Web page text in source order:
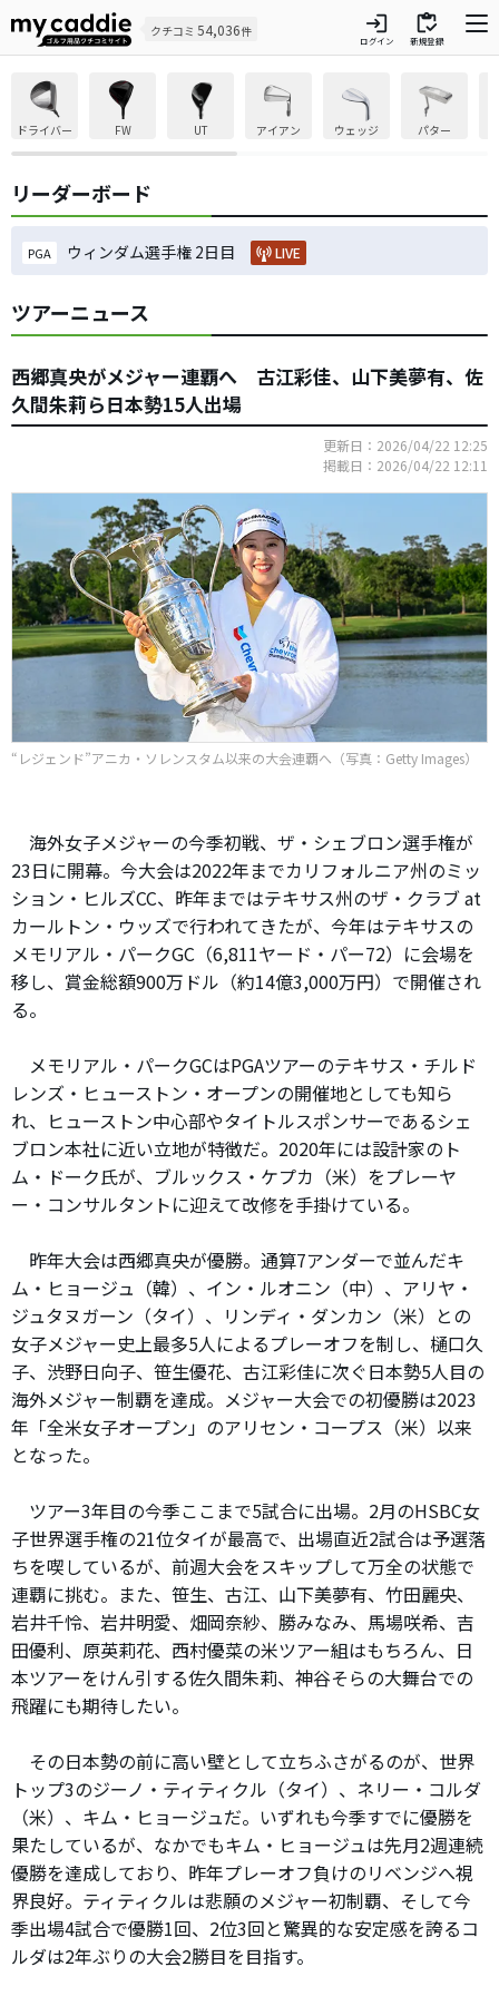
クチコミ 54,036件 login
ログイン
inventory
新規登録
ドライバー FW UT アイアン ウェッジ パター
リーダーボード
PGA ウィンダム選手権 2日目 LIVE
ツアーニュース
西郷真央がメジャー連覇へ 古江彩佳、山下美夢有、佐
久間朱莉ら日本勢15人出場
更新日：2026/04/22 12:25
掲載日：2026/04/22 12:11
“レジェンド”アニカ・ソレンスタム以来の大会連覇へ（写真：Getty Images）
海外女子メジャーの今季初戦、ザ・シェブロン選手権が
23日に開幕。今大会は2022年までカリフォルニア州のミッ
ション・ヒルズCC、昨年まではテキサス州のザ・クラブ at
カールトン・ウッズで行われてきたが、今年はテキサスの
メモリアル・パークGC（6,811ヤード・パー72）に会場を
移し、賞金総額900万ドル（約14億3,000万円）で開催され
る。
メモリアル・パークGCはPGAツアーのテキサス・チルド
レンズ・ヒューストン・オープンの開催地としても知ら
れ、ヒューストン中心部やタイトルスポンサーであるシェ
ブロン本社に近い立地が特徴だ。2020年には設計家のト
ム・ドーク氏が、ブルックス・ケプカ（米）をプレーヤ
ー・コンサルタントに迎えて改修を手掛けている。
昨年大会は西郷真央が優勝。通算7アンダーで並んだキ
ム・ヒョージュ（韓）、イン・ルオニン（中）、アリヤ・
ジュタヌガーン（タイ）、リンディ・ダンカン（米）との
女子メジャー史上最多5人によるプレーオフを制し、樋口久
子、渋野日向子、笹生優花、古江彩佳に次ぐ日本勢5人目の
海外メジャー制覇を達成。メジャー大会での初優勝は2023
年「全米女子オープン」のアリセン・コープス（米）以来
となった。
ツアー3年目の今季ここまで5試合に出場。2月のHSBC女
子世界選手権の21位タイが最高で、出場直近2試合は予選落
ちを喫しているが、前週大会をスキップして万全の状態で
連覇に挑む。また、笹生、古江、山下美夢有、竹田麗央、
岩井千怜、岩井明愛、畑岡奈紗、勝みなみ、馬場咲希、吉
田優利、原英莉花、西村優菜の米ツアー組はもちろん、日
本ツアーをけん引する佐久間朱莉、神谷そらの大舞台での
飛躍にも期待したい。
その日本勢の前に高い壁として立ちふさがるのが、世界
トップ3のジーノ・ティティクル（タイ）、ネリー・コルダ
（米）、キム・ヒョージュだ。いずれも今季すでに優勝を
果たしているが、なかでもキム・ヒョージュは先月2週連続
優勝を達成しており、昨年プレーオフ負けのリベンジへ視
界良好。ティティクルは悲願のメジャー初制覇、そして今
季出場4試合で優勝1回、2位3回と驚異的な安定感を誇るコ
ルダは2年ぶりの大会2勝目を目指す。